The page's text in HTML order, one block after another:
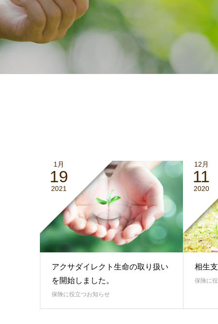
1月
19
2021
アクサダイレクト生命の取り扱い
を開始しました。
保険に役立つお知らせ
12月
11
2020
相生
保険に